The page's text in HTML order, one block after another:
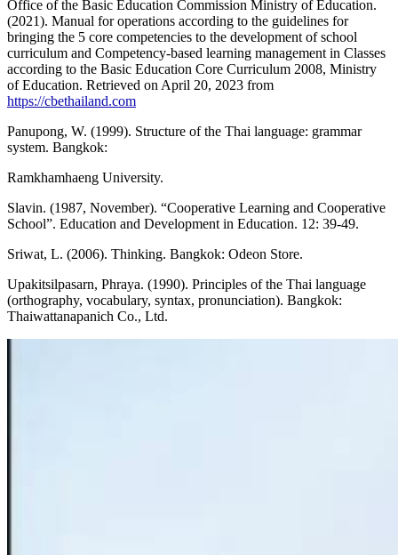
Office of the Basic Education Commission Ministry of Education.
(2021). Manual for operations according to the guidelines for
bringing the 5 core competencies to the development of school
curriculum and Competency-based learning management in Classes
according to the Basic Education Core Curriculum 2008, Ministry
of Education. Retrieved on April 20, 2023 from
https://cbethailand.com
Panupong, W. (1999). Structure of the Thai language: grammar
system. Bangkok:
Ramkhamhaeng University.
Slavin. (1987, November). “Cooperative Learning and Cooperative
School”. Education and Development in Education. 12: 39-49.
Sriwat, L. (2006). Thinking. Bangkok: Odeon Store.
Upakitsilpasarn, Phraya. (1990). Principles of the Thai language
(orthography, vocabulary, syntax, pronunciation). Bangkok:
Thaiwattanapanich Co., Ltd.